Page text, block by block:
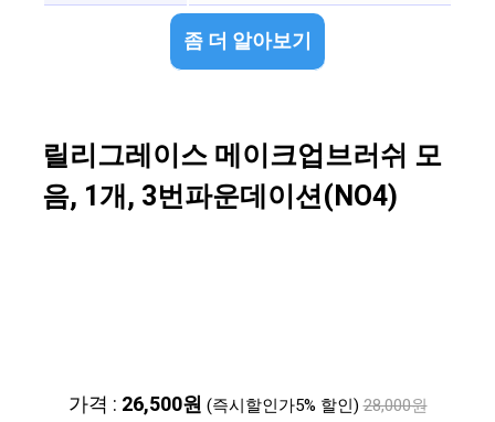
좀 더 알아보기
릴리그레이스 메이크업브러쉬 모
음, 1개, 3번파운데이션(NO4)
가격 : 26,500원 (즉시할인가5% 할인) 28,000원